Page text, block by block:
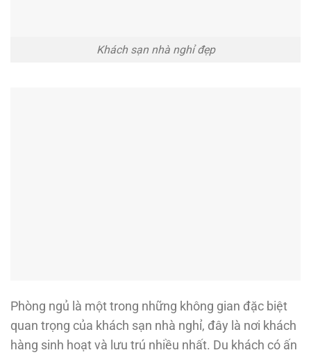
Khách sạn nhà nghỉ đẹp
Phòng ngủ là một trong những không gian đặc biệt
quan trọng của khách sạn nhà nghỉ, đây là nơi khách
hàng sinh hoạt và lưu trú nhiều nhất. Du khách có ấn